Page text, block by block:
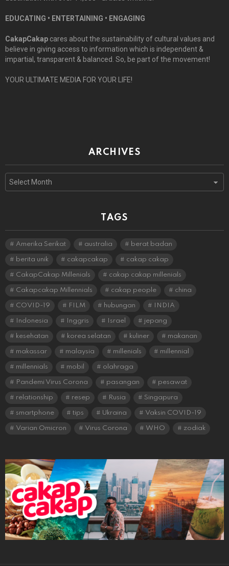
EDUCATING • ENTERTAINING • ENGAGING
CakapCakap cares about the sustainability of cultural values and
believe in giving access to information which is independent &
impartial, transparent & balanced. So, be part of the movement!
YOUR ULTIMATE MEDIA FOR YOUR LIFE!
ARCHIVES
Archives
TAGS
Amerika Serikat australia berat badan
berita unik cakapcakap cakap cakap
CakapCakap Millenials cakap cakap millenials
Cakapcakap Millennials cakap people china
COVID-19 FILM hubungan INDIA
Indonesia Inggris Israel jepang
kesehatan korea selatan kuliner makanan
makassar malaysia millenials millennial
millennials mobil olahraga
Pandemi Virus Corona pasangan pesawat
relationship resep Rusia Singapura
smartphone tips Ukraina Vaksin COVID-19
Varian Omicron Virus Corona WHO zodiak